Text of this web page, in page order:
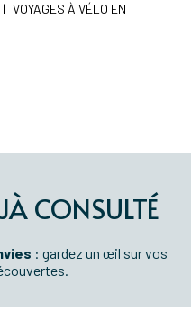
| VOYAGES À VÉLO EN
CONSULTÉ
: gardez un œil sur vos